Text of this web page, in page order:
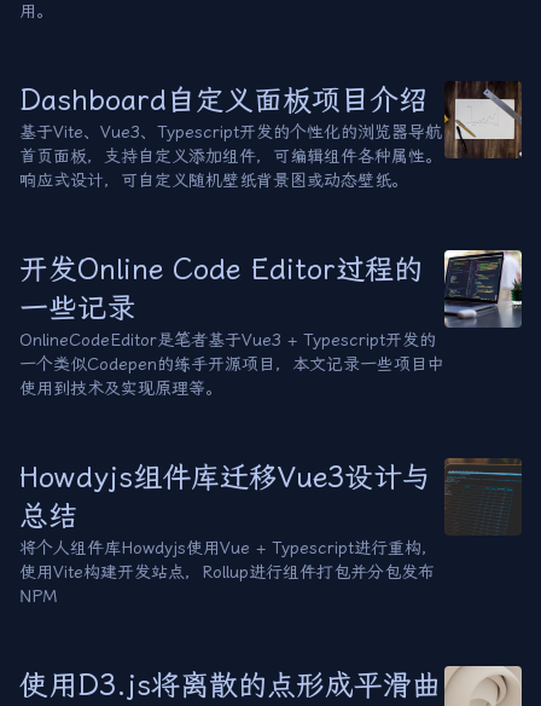
用。
Dashboard自定义面板项目介绍
基于Vite、Vue3、Typescript开发的个性化的浏览器导航
首页面板，支持自定义添加组件，可编辑组件各种属性。
响应式设计，可自定义随机壁纸背景图或动态壁纸。
开发Online Code Editor过程的
一些记录
OnlineCodeEditor是笔者基于Vue3 + Typescript开发的
一个类似Codepen的练手开源项目，本文记录一些项目中
使用到技术及实现原理等。
Howdyjs组件库迁移Vue3设计与
总结
将个人组件库Howdyjs使用Vue + Typescript进行重构，
使用Vite构建开发站点，Rollup进行组件打包并分包发布
NPM
使用D3.js将离散的点形成平滑曲